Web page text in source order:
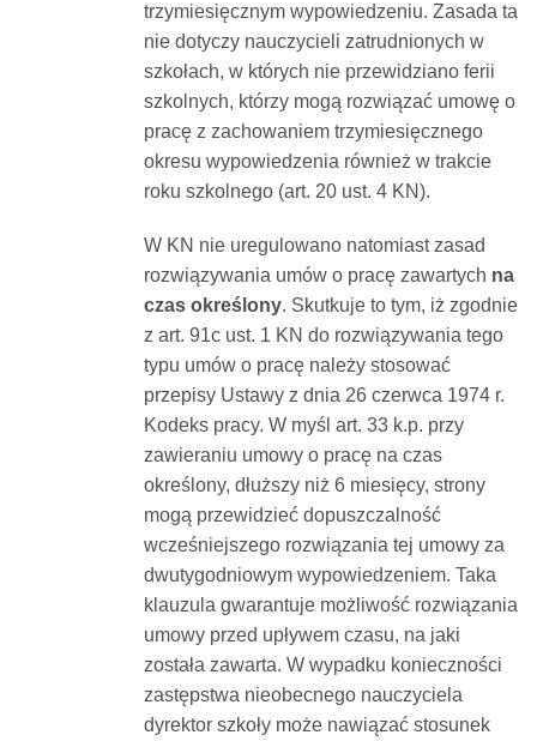
trzymiesięcznym wypowiedzeniu. Zasada ta
nie dotyczy nauczycieli zatrudnionych w
szkołach, w których nie przewidziano ferii
szkolnych, którzy mogą rozwiązać umowę o
pracę z zachowaniem trzymiesięcznego
okresu wypowiedzenia również w trakcie
roku szkolnego (art. 20 ust. 4 KN).
W KN nie uregulowano natomiast zasad
rozwiązywania umów o pracę zawartych na
czas określony. Skutkuje to tym, iż zgodnie
z art. 91c ust. 1 KN do rozwiązywania tego
typu umów o pracę należy stosować
przepisy Ustawy z dnia 26 czerwca 1974 r.
Kodeks pracy. W myśl art. 33 k.p. przy
zawieraniu umowy o pracę na czas
określony, dłuższy niż 6 miesięcy, strony
mogą przewidzieć dopuszczalność
wcześniejszego rozwiązania tej umowy za
dwutygodniowym wypowiedzeniem. Taka
klauzula gwarantuje możliwość rozwiązania
umowy przed upływem czasu, na jaki
została zawarta. W wypadku konieczności
zastępstwa nieobecnego nauczyciela
dyrektor szkoły może nawiązać stosunek